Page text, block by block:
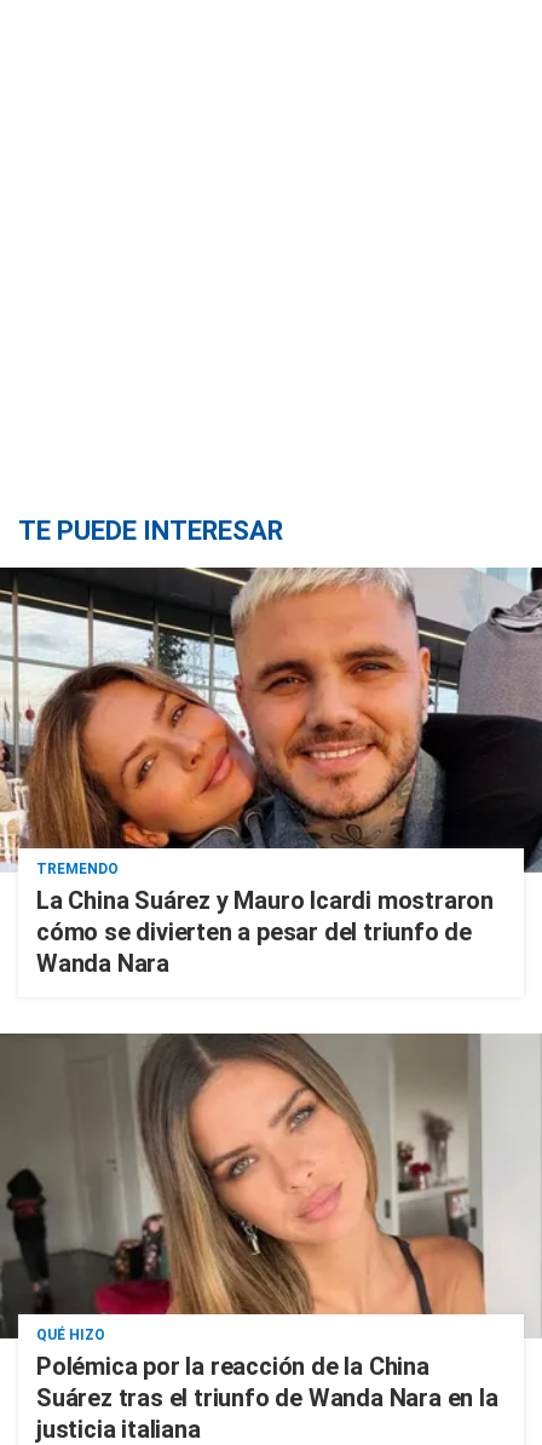
TE PUEDE INTERESAR
TREMENDO
La China Suárez y Mauro Icardi mostraron
cómo se divierten a pesar del triunfo de
Wanda Nara
QUÉ HIZO
Polémica por la reacción de la China
Suárez tras el triunfo de Wanda Nara en la
justicia italiana